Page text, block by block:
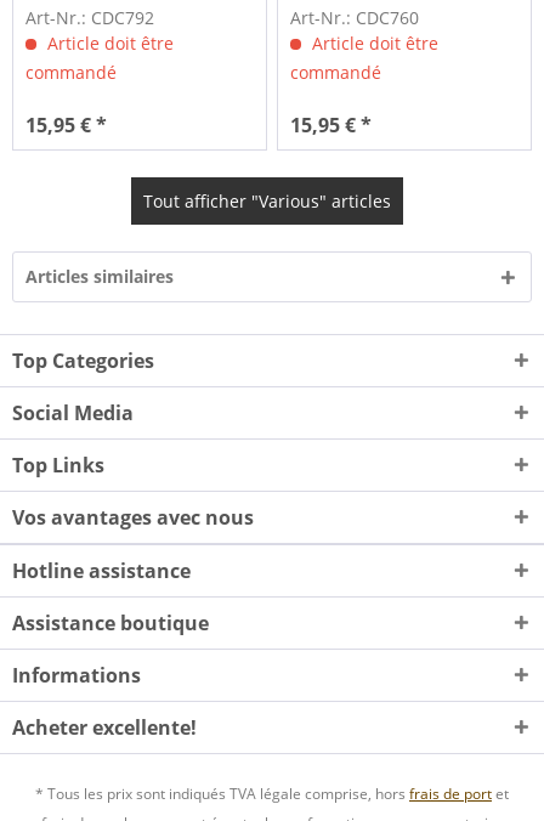
Art-Nr.: CDC792
Article doit être
commandé
15,95 € *
Art-Nr.: CDC760
Article doit être
commandé
15,95 € *
Tout afficher "Various" articles
Articles similaires
Top Categories
Social Media
Top Links
Vos avantages avec nous
Hotline assistance
Assistance boutique
Informations
Acheter excellente!
* Tous les prix sont indiqués TVA légale comprise, hors frais de portet